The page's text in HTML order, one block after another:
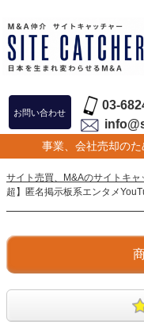
お問い合わせ
03-
事業、会社売却の
サイト売買、M&Aのサイトキャ
超】匿名掲示板系エンタメ